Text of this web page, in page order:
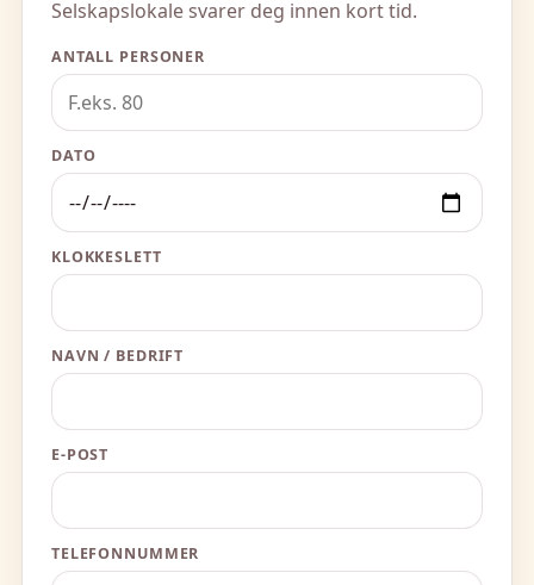
Selskapslokale svarer deg innen kort tid.
ANTALL PERSONER
DATO
KLOKKESLETT
NAVN / BEDRIFT
E-POST
TELEFONNUMMER